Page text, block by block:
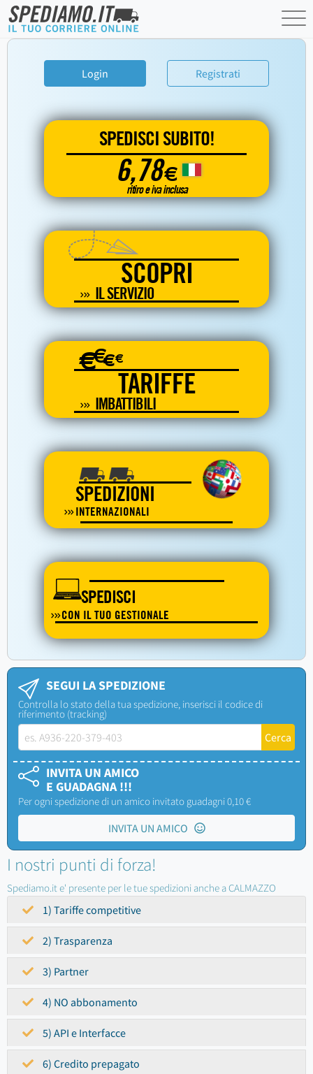
Login Registrati
SPEDISCI SUBITO!
6,78€
ritiro e iva inclusa
SCOPRI
IL SERVIZIO
€€€€
TARIFFE
IMBATTIBILI
SPEDIZIONI
INTERNAZIONALI
SPEDISCI
CON IL TUO GESTIONALE
SEGUI LA SPEDIZIONE
Controlla lo stato della tua spedizione, inserisci il codice di
riferimento (tracking)
INVITA UN AMICO
E GUADAGNA !!!
Per ogni spedizione di un amico invitato guadagni 0,10 €
INVITA UN AMICO
I nostri punti di forza!
Spediamo.it e' presente per le tue spedizioni anche a CALMAZZO
1) Tariffe competitive
2) Trasparenza
3) Partner
4) NO abbonamento
5) API e Interfacce
6) Credito prepagato